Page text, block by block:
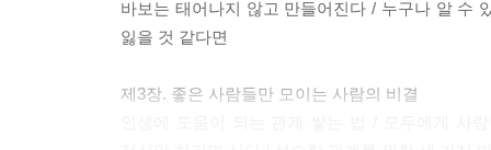
바보는 태어나지 않고 만들어진다 / 누구나 알 수
잃을 것 같다면
제3장. 좋은 사람들만 모이는 사람의 비결